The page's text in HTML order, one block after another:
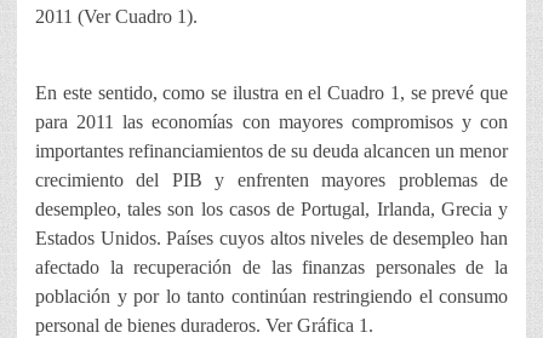
2011 (Ver Cuadro 1).
En este sentido, como se ilustra en el Cuadro 1, se prevé que
para 2011 las economías con mayores compromisos y con
importantes refinanciamientos de su deuda alcancen un menor
crecimiento del PIB y enfrenten mayores problemas de
desempleo, tales son los casos de Portugal, Irlanda, Grecia y
Estados Unidos. Países cuyos altos niveles de desempleo han
afectado la recuperación de las finanzas personales de la
población y por lo tanto continúan restringiendo el consumo
personal de bienes duraderos. Ver Gráfica 1.